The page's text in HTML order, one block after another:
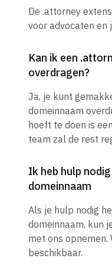
De .attorney
voor advocaten en
Kan ik een
overdragen?
Ja, je kunt
domeinnaam
hoeft te doen is
team zal de rest
Ik heb hulp
domeinnaam
Als je hulp nodig
domeinnaam, kun
met ons opnemen.
beschikbaar.